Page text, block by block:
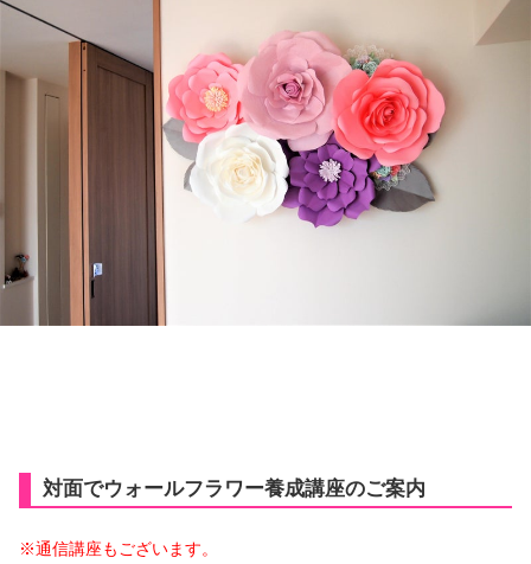
対面でウォールフラワー養成講座のご案内
※通信講座もございます。